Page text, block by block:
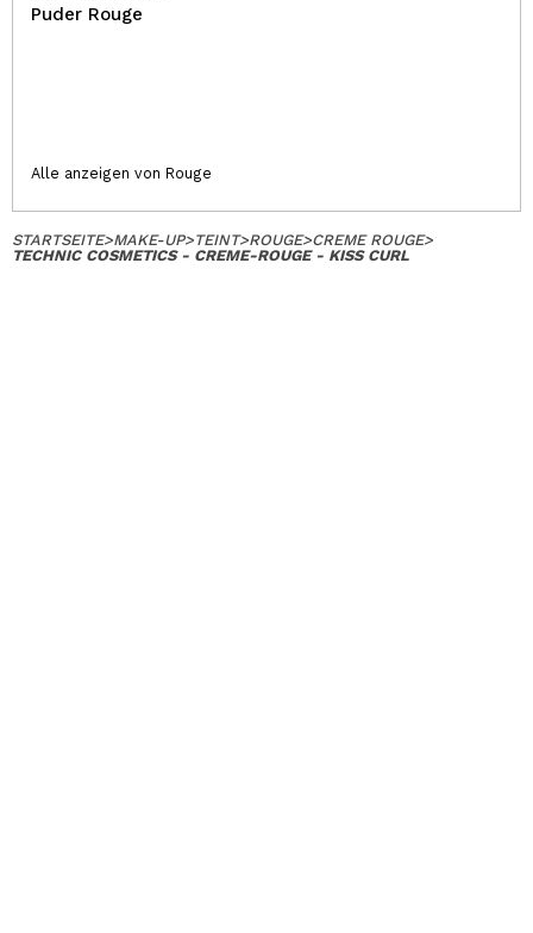
Puder Rouge
Alle anzeigen von Rouge
STARTSEITE>MAKE-UP>TEINT>ROUGE>CREME ROUGE>
TECHNIC COSMETICS - CREME-ROUGE - KISS CURL